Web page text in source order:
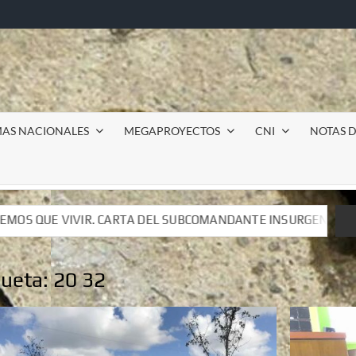
NACIONALES MEGAPROYECTOS CNI NOTAS
INSURGENTE MOISÉS A LUIS DE TAVIRA
INSURGENTE MOISÉS A LUIS DE TAVIRA
20 32